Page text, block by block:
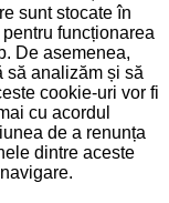
sunt stocate în
funcționarea
De asemenea,
să analizăm și să
cookie-uri vor fi
cu acordul
de a renunța
dintre aceste